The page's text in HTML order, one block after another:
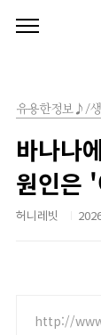
유용한정보♪/
바나나
원인은
허니레빗
http://